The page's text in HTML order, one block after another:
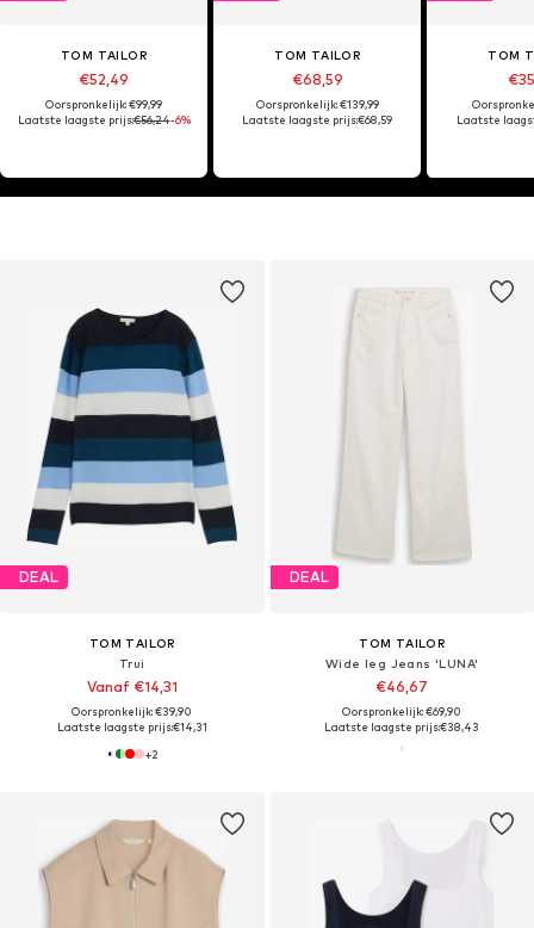
TOM TAILOR
€52,49
Oorspronkelijk: €99,99
Laatste laagste prijs:€56,24-6%
TOM TAILOR
€68,59
Oorspronkelijk: €139,99
Laatste laagste prijs:€68,59
TOM
Laatste
DEAL
TOM TAILOR
Trui
Vanaf €14,31
Oorspronkelijk: €39,90
Laatste laagste prijs:€14,31
+2
DEAL
TOM TAILOR
Wide leg Jeans 'LUNA'
€46,67
Oorspronkelijk: €69,90
Laatste laagste prijs:€38,43